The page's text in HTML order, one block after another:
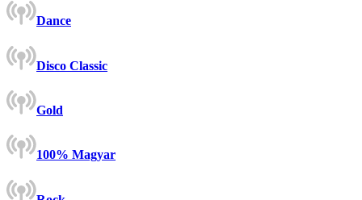
Dance
Disco Classic
Gold
100% Magyar